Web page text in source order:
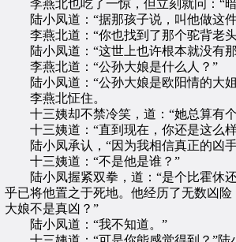
李燕北也吃了一惊，但立刻就问：“暗
陆小凤道：“据那孩子说，叫他做这件
李燕北道：“你也找到了那个驼背老
陆小凤道：“这世上也许根本就没有
李燕北道：“公孙大娘是什么人？”
陆小凤道：“公孙大娘是欧阳情的大姐
李燕北怔住。
十三姨却不禁冷笑，道：“她总算有个
十三姨道：“直到现在，你还是这么
陆小凤承认，“因为我相信真正的凶
十三姨道：“不是他是谁？”
陆小凤握紧双拳，道：“是个比霍休还
乎已将他置之于死地。他经历了无数凶
大娘不是真凶？”
陆小凤道：“我不知道。”